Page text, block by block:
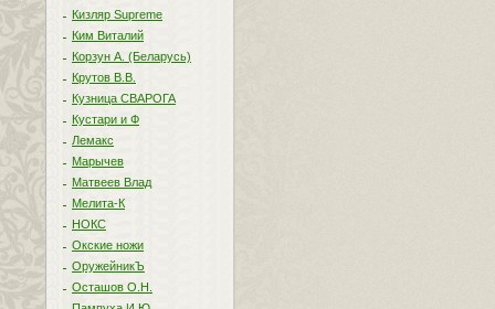
Кизляр Supreme
Ким Виталий
Корзун А. (Беларусь)
Крутов В.В.
Кузница СВАРОГА
Кустари и Ф
Лемакс
Марычев
Матвеев Влад
Мелита-К
НОКС
Окские ножи
ОружейникЪ
Осташов О.Н.